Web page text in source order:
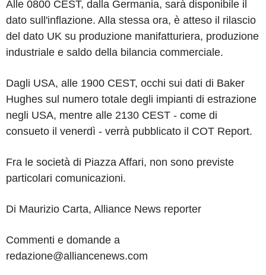
Alle 0800 CEST, dalla Germania, sarà disponibile il
dato sull'inflazione. Alla stessa ora, è atteso il rilascio
del dato UK su produzione manifatturiera, produzione
industriale e saldo della bilancia commerciale.
Dagli USA, alle 1900 CEST, occhi sui dati di Baker
Hughes sul numero totale degli impianti di estrazione
negli USA, mentre alle 2130 CEST - come di
consueto il venerdì - verrà pubblicato il COT Report.
Fra le società di Piazza Affari, non sono previste
particolari comunicazioni.
Di Maurizio Carta, Alliance News reporter
Commenti e domande a
redazione@alliancenews.com